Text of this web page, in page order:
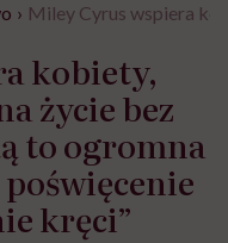
› Miley Cyrus wspiera
kobiety,
życie bez
to ogromna
kręci”